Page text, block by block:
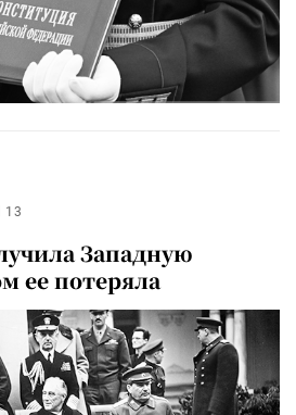
13
Западную
ее потеряла